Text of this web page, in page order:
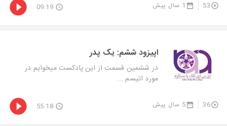
53 1 سال پیش 09:19
اپیزود ششم: یک پدر
در ششمین قسمت از این پادکست میخوایم در
مورد اتیسم ...
36 5 سال پیش 55:18